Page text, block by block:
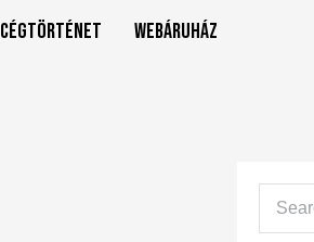
Cégtörténet Webáruház